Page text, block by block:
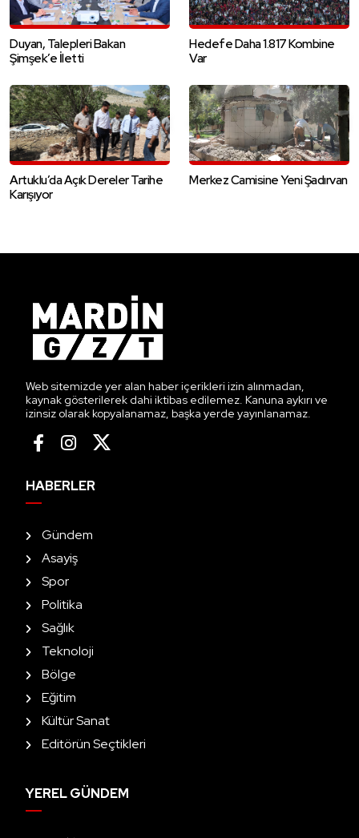
Duyan, Talepleri Bakan
Şimşek’e İletti
Hedefe Daha 1.817 Kombine
Var
Artuklu’da Açık Dereler Tarihe
Karışıyor
Merkez Camisine Yeni Şadırvan
Web sitemizde yer alan haber içerikleri izin alınmadan,
kaynak gösterilerek dahi iktibas edilemez. Kanuna aykırı ve
izinsiz olarak kopyalanamaz, başka yerde yayınlanamaz.
HABERLER
Gündem
Asayiş
Spor
Politika
Sağlık
Teknoloji
Bölge
Eğitim
Kültür Sanat
Editörün Seçtikleri
YEREL GÜNDEM